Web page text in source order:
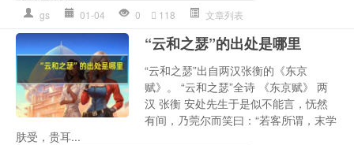
gs 01-04 0 118 文章列表
“云和之瑟”的出处是哪里
“云和之瑟”出自两汉张衡的《东京
赋》。 “云和之瑟”全诗 《东京赋》 两
汉 张衡 安处先生于是似不能言，怃然
有间，乃莞尔而笑曰：“若客所谓，末学
肤受，贵耳...